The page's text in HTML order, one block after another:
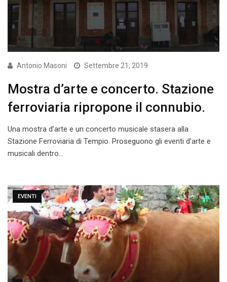
Antonio Masoni Settembre 21, 2019
Mostra d’arte e concerto. Stazione
ferroviaria ripropone il connubio.
Una mostra d’arte e un concerto musicale stasera alla
Stazione Ferroviaria di Tempio. Proseguono gli eventi d’arte e
musicali dentro…
EVENTI